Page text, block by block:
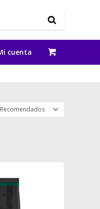
Recomendados